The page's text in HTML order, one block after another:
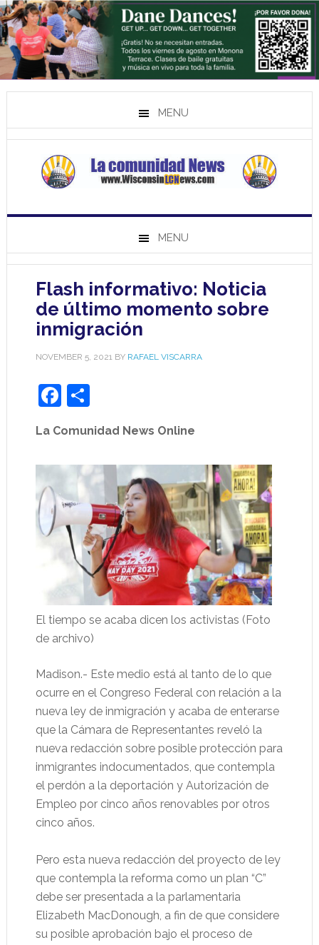
MENU
MENU
Flash informativo: Noticia
de último momento sobre
inmigración
NOVEMBER 5, 2021BY RAFAEL VISCARRA
Facebook
Share
La Comunidad News Online
El tiempo se acaba dicen los activistas (Foto
de archivo)
Madison.- Este medio está al tanto de lo que
ocurre en el Congreso Federal con relación a la
nueva ley de inmigración y acaba de enterarse
que la Cámara de Representantes reveló la
nueva redacción sobre posible protección para
inmigrantes indocumentados, que contempla
el perdón a la deportación y Autorización de
Empleo por cinco años renovables por otros
cinco años.
Pero esta nueva redacción del proyecto de ley
que contempla la reforma como un plan “C”
debe ser presentada a la parlamentaria
Elizabeth MacDonough, a fin de que considere
su posible aprobación bajo el proceso de